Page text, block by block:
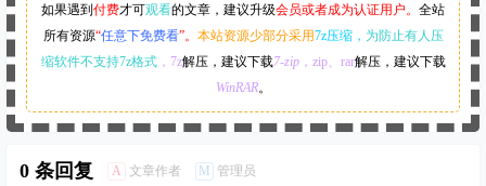
如果遇到付费才可观看的文章，建议升级会员或者成为认证用户。 全站
所有资源“任意下免费看”。 本站资源少部分采用7z压缩， 为防止有人压
缩软件不支持7z格式，7z解压，建议下载7-zip，zip、rar解压，建议下载
WinRAR。
0 条回复 A 文章作者 M 管理员